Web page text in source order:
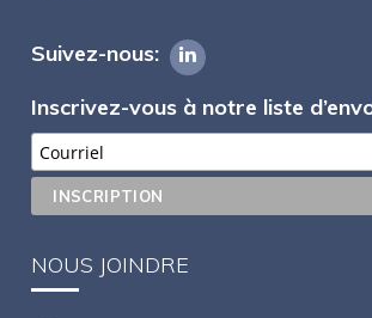
Suivez-nous:
Inscrivez-vous à notre liste
NOUS JOINDRE